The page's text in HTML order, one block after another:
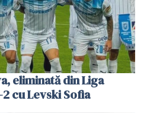
eliminată din Liga
cu Levski Sofia